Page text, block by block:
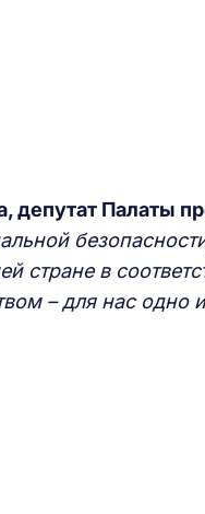
депутат Палаты
стране в
– для нас одно